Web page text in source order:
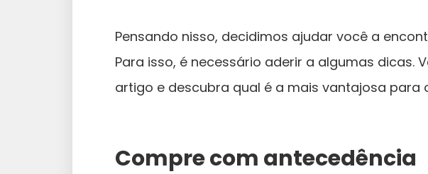
Pensando nisso, decidimos ajudar você a
Para isso, é necessário aderir a algumas dicas.
artigo e descubra qual é a mais vantajosa para
Compre com antecedência